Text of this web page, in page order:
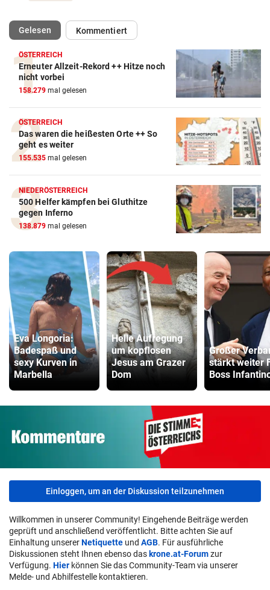
Gelesen(ausgewählt)Kommentiert
ÖSTERREICH
Erneuter Allzeit-Rekord ++ Hitze noch
nicht vorbei
158.279 mal gelesen
ÖSTERREICH
Das waren die heißesten Orte ++ So
geht es weiter
155.535 mal gelesen
NIEDERÖSTERREICH
500 Helfer kämpfen bei Gluthitze
gegen Inferno
138.879 mal gelesen
Eva Longoria:
Badespaß und
sexy Kurven in
Marbella
Helle Aufregung
um kopflosen
Jesus am Grazer
Dom
Großer
stärkt weiter
Boss
Einloggen, um an der Diskussion teilzunehmen
Willkommen in unserer Community! Eingehende Beiträge werden
geprüft und anschließend veröffentlicht. Bitte achten Sie auf
Einhaltung unsererNetiquette und AGB. Für ausführliche
Diskussionen steht Ihnen ebenso das krone.at-Forumzur
Verfügung. Hier können Sie das Community-Team via unserer
Melde- und Abhilfestelle kontaktieren.